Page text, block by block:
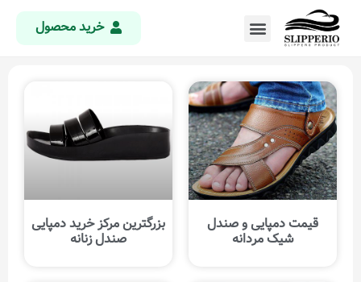
خرید محصول
قیمت دمپایی و صندل
شیک مردانه
بزرگترین مرکز خرید دمپایی
صندل زنانه